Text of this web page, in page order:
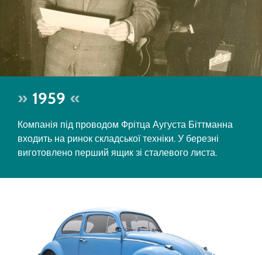
1959
Компанія під проводом Фрітца Аугуста Біттманна
входить на ринок складської техніки. У березні
виготовлено перший ящик зі сталевого листа.